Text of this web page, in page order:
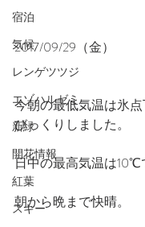
宿泊
気候
レンゲツツジ
エゾハルゼミ
新緑
開花情報
紅葉
スキー
2017/09/29（金）
今朝の最低気温は氷
びっくりしました。
日中の最高気温は10℃
朝から晩まで快晴。